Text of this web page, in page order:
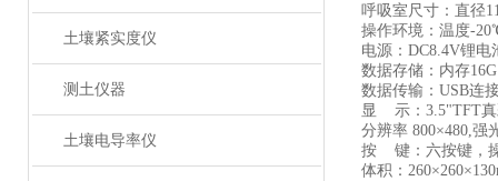
土壤紧实度仪
测土仪器
土壤电导率仪
呼吸室尺寸：直径
操作环境：温度-
电源：DC8.4V锂电
数据存储：内存
数据传输：USB连
显 示：3.5"TFT真
分辨率 800×480,强
按 键：六按键，
体积：